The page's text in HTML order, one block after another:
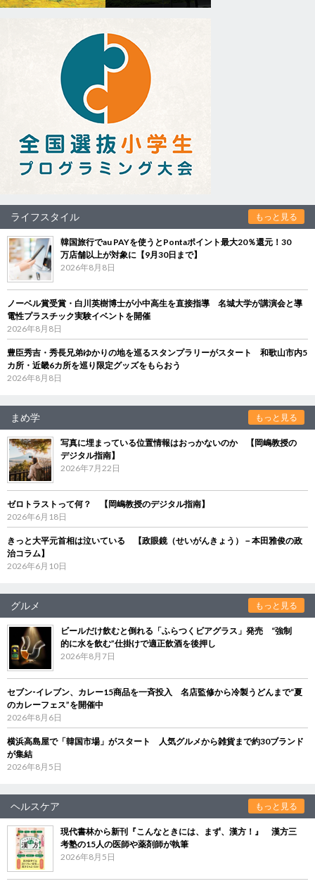
ライフスタイル もっと見る
韓国旅行でau PAYを使うとPontaポイント最大20％還元！30
万店舗以上が対象に【9月30日まで】
2026年8月8日
ノーベル賞受賞・白川英樹博士が小中高生を直接指導 名城大学が講演会と導
電性プラスチック実験イベントを開催
2026年8月8日
豊臣秀吉・秀長兄弟ゆかりの地を巡るスタンプラリーがスタート 和歌山市内5
カ所・近畿6カ所を巡り限定グッズをもらおう
2026年8月8日
まめ学 もっと見る
写真に埋まっている位置情報はおっかないのか 【岡嶋教授の
デジタル指南】
2026年7月22日
ゼロトラストって何？ 【岡嶋教授のデジタル指南】
2026年6月18日
きっと大平元首相は泣いている 【政眼鏡（せいがんきょう）－本田雅俊の政
治コラム】
2026年6月10日
グルメ もっと見る
ビールだけ飲むと倒れる「ふらつくビアグラス」発売 “強制
的に水を飲む”仕掛けで適正飲酒を後押し
2026年8月7日
セブン‐イレブン、カレー15商品を一斉投入 名店監修から冷製うどんまで“夏
のカレーフェス”を開催中
2026年8月6日
横浜高島屋で「韓国市場」がスタート 人気グルメから雑貨まで約30ブランド
が集結
2026年8月5日
ヘルスケア もっと見る
現代書林から新刊『こんなときには、まず、漢方！』 漢方三
考塾の15人の医師や薬剤師が執筆
2026年8月5日